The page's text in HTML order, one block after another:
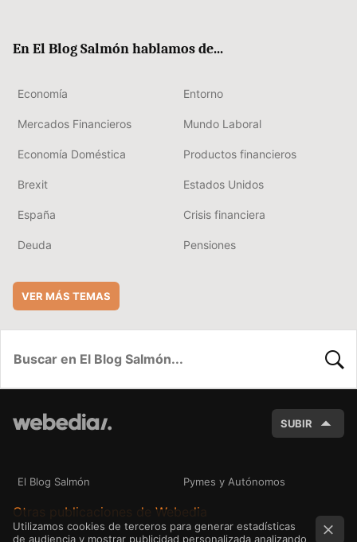
En El Blog Salmón hablamos de...
Economía Entorno
Mercados Financieros Mundo Laboral
Economía Doméstica Productos financieros
Brexit Estados Unidos
España Crisis financiera
Deuda Pensiones
VER MÁS TEMAS
SUBIR
El Blog Salmón Pymes y Autónomos
Otras publicaciones de Webedia
Utilizamos cookies de terceros para generar estadísticas
de audiencia y mostrar publicidad personalizada analizando